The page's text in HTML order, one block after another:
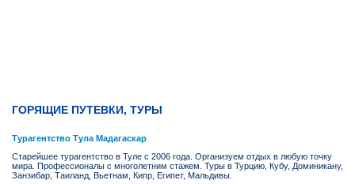
ГОРЯЩИЕ ПУТЕВКИ, ТУРЫ
Турагентство Тула Мадагаскар
Старейшее турагентство в Туле с 2006 года. Организуем отдых в любую точку
мира. Профессионалы с многолетним стажем. Туры в Турцию, Кубу, Доминикану,
Занзибар, Таиланд, Вьетнам, Кипр, Египет, Мальдивы.